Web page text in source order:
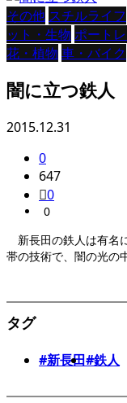
その他 スチルライフ
ット・生物 ポート
花・植物 車・バイク
闇に立つ鉄人
2015.12.31
0
647
0
0
新長田の鉄人は有名
帯の技術で、闇の光の
タグ
#新長田#鉄人